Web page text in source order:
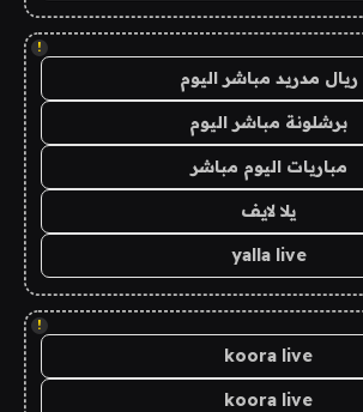
!
ريال مدريد مباشر اليوم
برشلونة مباشر اليوم
مباريات اليوم مباشر
يلا لايف
yalla live
!
koora live
koora live